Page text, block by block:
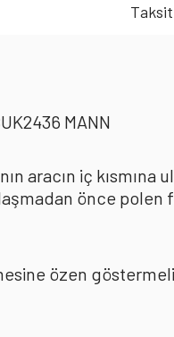
MANN
aracın iç
önce
özen